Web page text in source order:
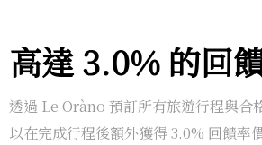
高達 3.0% 的回
透過 Le Oràno 預訂所有旅遊行程與合
以在完成行程後額外獲得 3.0% 回饋率